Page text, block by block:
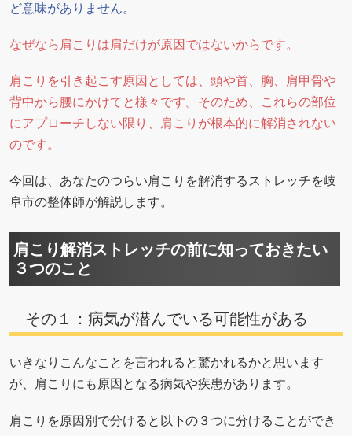
ど意味がありません。
なぜなら肩こりは肩だけが原因ではないからです。
肩こりを引き起こす原因としては、頭や首、胸、肩甲骨や
背中から腰にかけてと様々です。そのため、これらの部位
にアプローチしない限り、肩こりが根本的に解消されない
のです。
今回は、あなたのつらい肩こりを解消するストレッチを岐
阜市の整体師が解説します。
肩こり解消ストレッチの前に知っておきたい
３つのこと
その１：病気が潜んでいる可能性がある
いきなりこんなことを言われると驚かれるかと思います
が、肩こりにも原因となる病気や疾患があります。
肩こりを原因別で分けると以下の３つに分けることができ